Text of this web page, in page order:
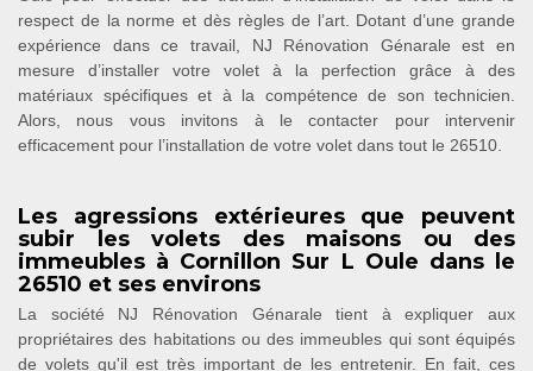
respect de la norme et dès règles de l’art. Dotant d’une grande
expérience dans ce travail, NJ Rénovation Génarale est en
mesure d’installer votre volet à la perfection grâce à des
matériaux spécifiques et à la compétence de son technicien.
Alors, nous vous invitons à le contacter pour intervenir
efficacement pour l’installation de votre volet dans tout le 26510.
Les agressions extérieures que peuvent
subir les volets des maisons ou des
immeubles à Cornillon Sur L Oule dans le
26510 et ses environs
La société NJ Rénovation Génarale tient à expliquer aux
propriétaires des habitations ou des immeubles qui sont équipés
de volets qu'il est très important de les entretenir. En fait, ces